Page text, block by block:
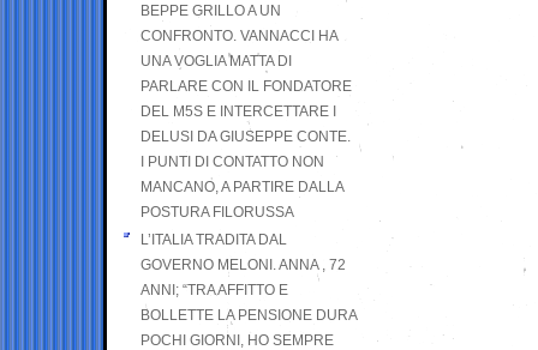
BEPPE GRILLO A UN
CONFRONTO. VANNACCI HA
UNA VOGLIA MATTA DI
PARLARE CON IL FONDATORE
DEL M5S E INTERCETTARE I
DELUSI DA GIUSEPPE CONTE.
I PUNTI DI CONTATTO NON
MANCANO, A PARTIRE DALLA
POSTURA FILORUSSA
L’ITALIA TRADITA DAL
GOVERNO MELONI. ANNA , 72
ANNI; “TRA AFFITTO E
BOLLETTE LA PENSIONE DURA
POCHI GIORNI, HO SEMPRE